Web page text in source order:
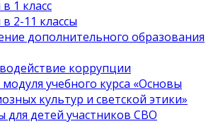
1 класс
2-11 классы
дополнительного образования
коррупции
учебного курса «Основы
культур и светской этики»
для детей участников СВО